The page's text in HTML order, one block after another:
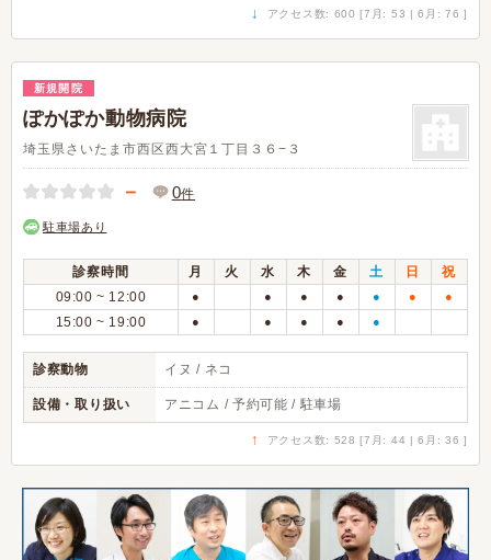
↓ アクセス数: 600 [7月: 53 | 6月: 76 ]
新規開院
ぽかぽか動物病院
埼玉県さいたま市西区西大宮１丁目３６−３
－ 0件
駐車場あり
診察時間 月 火 水 木 金 土 日
祝
09:00 ~ 12:00
● ● ● ● ● ● ●
15:00 ~ 19:00 ● ● ● ● ●
診察動物 イヌ / ネコ
設備・取り扱い アニコム / 予約可能 / 駐車場
↑ アクセス数: 528 [7月: 44 | 6月: 36 ]